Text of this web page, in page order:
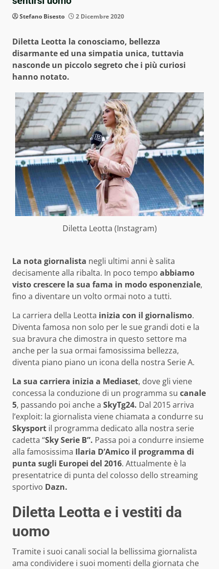
Stefano Bisesto 2 Dicembre 2020
Diletta Leotta la conosciamo, bellezza
disarmante ed una simpatia unica, tuttavia
nasconde un piccolo segreto che i più curiosi
hanno notato.
Diletta Leotta (Instagram)
La nota giornalista negli ultimi anni è salita
decisamente alla ribalta. In poco tempo abbiamo
visto crescere la sua fama in modo esponenziale,
fino a diventare un volto ormai noto a tutti.
La carriera della Leotta inizia con il giornalismo.
Diventa famosa non solo per le sue grandi doti e la
sua bravura che dimostra in questo settore ma
anche per la sua ormai famosissima bellezza,
diventa piano piano un icona della nostra Serie A.
La sua carriera inizia a Mediaset, dove gli viene
concessa la conduzione di un programma su canale
5, passando poi anche a SkyTg24. Dal 2015 arriva
l’exploit: la giornalista viene chiamata a condurre su
Skysport il programma dedicato alla nostra serie
cadetta “Sky Serie B”. Passa poi a condurre insieme
alla famosissima Ilaria D’Amico il programma di
punta sugli Europei del 2016. Attualmente è la
presentatrice di punta del colosso dello streaming
sportivo Dazn.
Diletta Leotta e i vestiti da
uomo
Tramite i suoi canali social la bellissima giornalista
ama condividere i suoi momenti della giornata che